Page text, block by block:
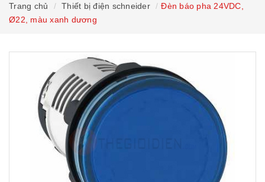
Trang chủ Thiết bị điện schneider
Đèn báo pha 24VDC,
Ø22, màu xanh dương